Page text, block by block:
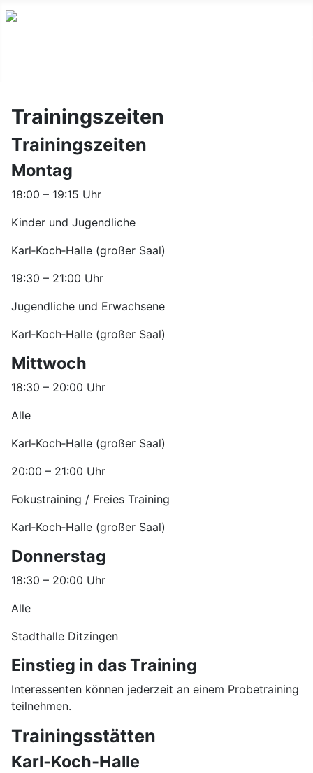
Trainingszeiten
Trainingszeiten
Montag
18:00 – 19:15 Uhr
Kinder und Jugendliche
Karl‑Koch‑Halle (großer Saal)
19:30 – 21:00 Uhr
Jugendliche und Erwachsene
Karl‑Koch‑Halle (großer Saal)
Mittwoch
18:30 – 20:00 Uhr
Alle
Karl‑Koch‑Halle (großer Saal)
20:00 – 21:00 Uhr
Fokustraining / Freies Training
Karl‑Koch‑Halle (großer Saal)
Donnerstag
18:30 – 20:00 Uhr
Alle
Stadthalle Ditzingen
Einstieg in das Training
Interessenten können jederzeit an einem Probetraining
teilnehmen.
Trainingsstätten
Karl‑Koch‑Halle